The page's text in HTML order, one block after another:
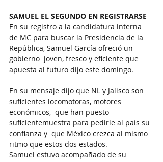
SAMUEL EL SEGUNDO EN REGISTRARSE
En su registro a la candidatura interna
de MC para buscar la Presidencia de la
República, Samuel García ofreció un
gobierno  joven, fresco y eficiente que
apuesta al futuro dijo este domingo.
En su mensaje dijo que NL y Jalisco son
suficientes locomotoras, motores
económicos,  que han puesto
suficientemuestra para pedirle al país su
confianza y  que México crezca al mismo
ritmo que estos dos estados.
Samuel estuvo acompañado de su